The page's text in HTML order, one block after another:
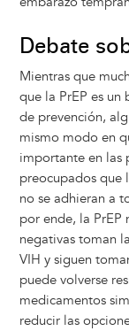
Debate
Mientras que
que la PrEP es
de prevención,
mismo modo en
importante en las
preocupados que
no se adhieran a
por ende, la PrEP
negativas toman
VIH y siguen
puede volverse
medicamentos
reducir las